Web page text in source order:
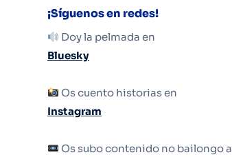
¡Síguenos en redes!
Doy la pelmada en
Bluesky
Os cuento historias en
Instagram
Os subo contenido no bailongo a